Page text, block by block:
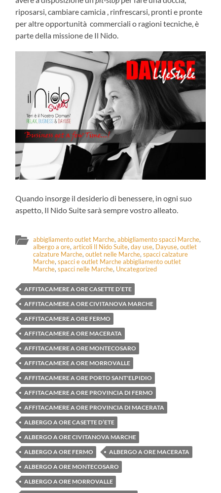
riposarsi, cambiare camicia , rinfrescarsi, pronti e pronte
per altre opportunità commerciali o ragioni tecniche, è
parte della missione de Il Nido.
Quando insorge il desiderio di benessere, in ogni suo
aspetto, Il Nido Suite sarà sempre vostro alleato.
abbigliamento outlet Marche,abbigliamento spacci Marche,
albergo a ore,articoli Il Nido Suite,day use, Dayuse,outlet
calzature Marche,outlet nelle Marche,spacci calzature
Marche,spacci e outlet Marche abbigliamento outlet
Marche,spacci nelle Marche, Uncategorized
AFFITACAMERE A ORE CASETTE D’ETE
AFFITACAMERE A ORE CIVITANOVA MARCHE
AFFITACAMERE A ORE FERMO
AFFITACAMERE A ORE MACERATA
AFFITACAMERE A ORE MONTECOSARO
AFFITACAMERE A ORE MORROVALLE
AFFITACAMERE A ORE PORTO SANT'ELPIDIO
AFFITACAMERE A ORE PROVINCIA DI FERMO
AFFITACAMERE A ORE PROVINCIA DI MACERATA
ALBERGO A ORE CASETTE D’ETE
ALBERGO A ORE CIVITANOVA MARCHE
ALBERGO A ORE FERMO
ALBERGO A ORE MACERATA
ALBERGO A ORE MONTECOSARO
ALBERGO A ORE MORROVALLE